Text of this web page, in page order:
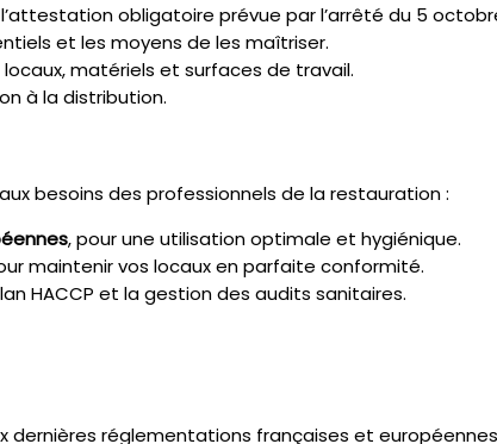
obligatoire prévue par l’arrêté du 5 octobre
et les moyens de les maîtriser.
matériels et surfaces de travail.
à la distribution.
besoins des professionnels de la restauration :
, pour une utilisation optimale et hygiénique.
maintenir vos locaux en parfaite conformité.
HACCP et la gestion des audits sanitaires.
dernières réglementations françaises et